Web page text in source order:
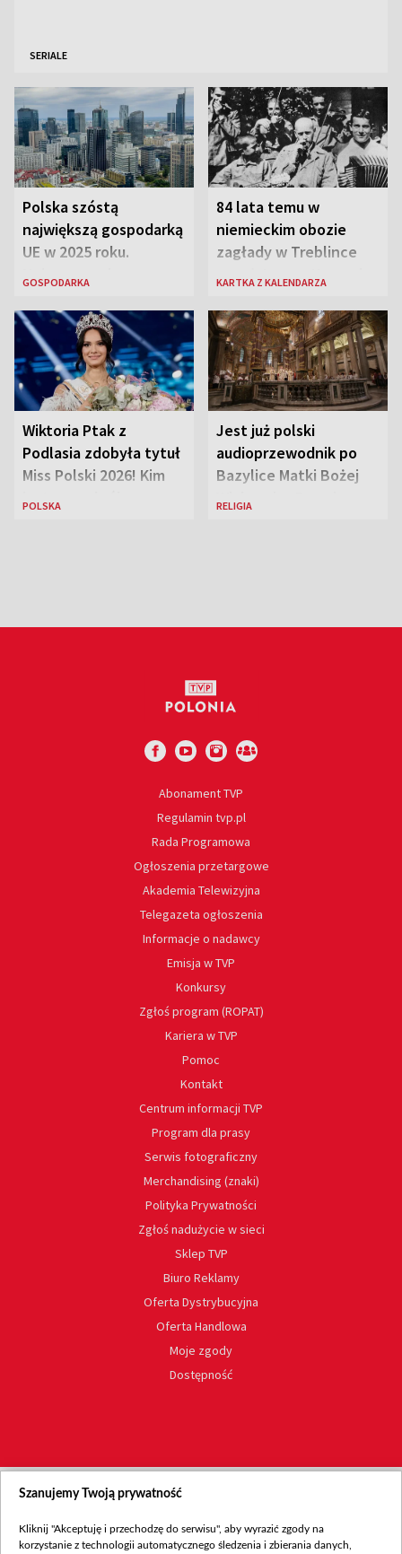
SERIALE
Polska szóstą
największą gospodarką
UE w 2025 roku.
Najnowsze dane
GOSPODARKA
84 lata temu w
niemieckim obozie
zagłady w Treblince
zmarł Janusz Korczak
KARTKA Z KALENDARZA
Wiktoria Ptak z
Podlasia zdobyła tytuł
Miss Polski 2026! Kim
jest nowa królowa
POLSKA
Jest już polski
audioprzewodnik po
Bazylice Matki Bożej
Większej w Rzymie
RELIGIA
Abonament TVP
Regulamin tvp.pl
Rada Programowa
Ogłoszenia przetargowe
Akademia Telewizyjna
Telegazeta ogłoszenia
Informacje o nadawcy
Emisja w TVP
Konkursy
Zgłoś program (ROPAT)
Kariera w TVP
Pomoc
Kontakt
Centrum informacji TVP
Program dla prasy
Serwis fotograficzny
Merchandising (znaki)
Polityka Prywatności
Zgłoś nadużycie w sieci
Sklep TVP
Biuro Reklamy
Oferta Dystrybucyjna
Oferta Handlowa
Moje zgody
Dostępność
Szanujemy Twoją prywatność
Kliknij "Akceptuję i przechodzę do serwisu", aby wyrazić zgody na
korzystanie z technologii automatycznego śledzenia i zbierania danych,